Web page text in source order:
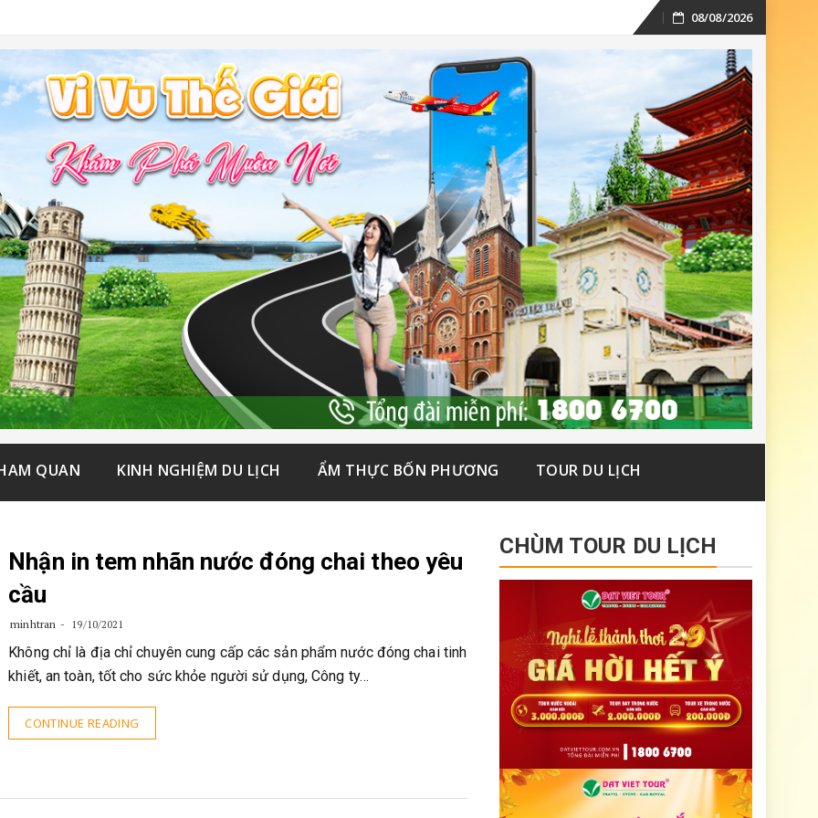
Skip
content
08/08/2026
QUAN KINH NGHIỆM DU LỊCH ẨM THỰC BỐN PHƯƠNG TOUR DU LỊCH
Nhận in tem nhãn nước đóng chai theo yêu
cầu
minhtran 19/10/2021
Không chỉ là địa chỉ chuyên cung cấp các sản phẩm nước đóng chai tinh
khiết, an toàn, tốt cho sức khỏe người sử dụng, Công ty…
CONTINUE READING
CHÙM TOUR DU LỊCH